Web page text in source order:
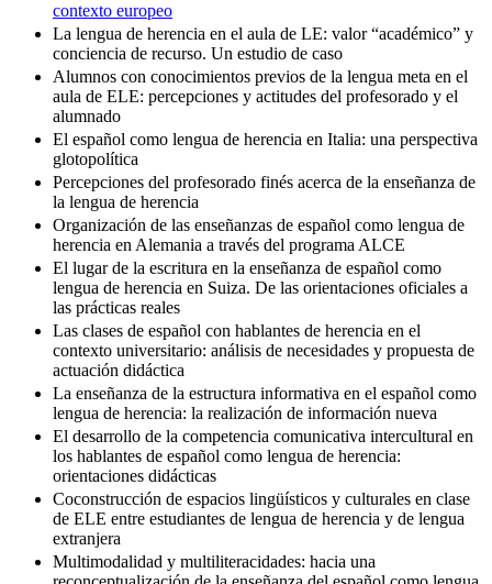
contexto europeo
La lengua de herencia en el aula de LE: valor “académico” y
conciencia de recurso. Un estudio de caso
Alumnos con conocimientos previos de la lengua meta en el
aula de ELE: percepciones y actitudes del profesorado y el
alumnado
El español como lengua de herencia en Italia: una perspectiva
glotopolítica
Percepciones del profesorado finés acerca de la enseñanza de
la lengua de herencia
Organización de las enseñanzas de español como lengua de
herencia en Alemania a través del programa ALCE
El lugar de la escritura en la enseñanza de español como
lengua de herencia en Suiza. De las orientaciones oficiales a
las prácticas reales
Las clases de español con hablantes de herencia en el
contexto universitario: análisis de necesidades y propuesta de
actuación didáctica
La enseñanza de la estructura informativa en el español como
lengua de herencia: la realización de información nueva
El desarrollo de la competencia comunicativa intercultural en
los hablantes de español como lengua de herencia:
orientaciones didácticas
Coconstrucción de espacios lingüísticos y culturales en clase
de ELE entre estudiantes de lengua de herencia y de lengua
extranjera
Multimodalidad y multiliteracidades: hacia una